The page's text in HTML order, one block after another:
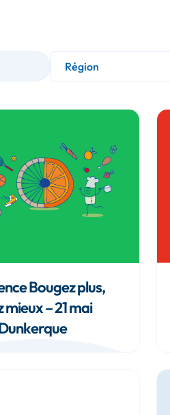
Région
Bougez plus,
– 21 mai